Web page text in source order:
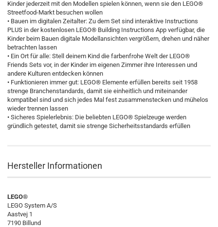
Kinder jederzeit mit den Modellen spielen können, wenn sie den LEGO®
Streetfood-Markt besuchen wollen
• Bauen im digitalen Zeitalter: Zu dem Set sind interaktive Instructions
PLUS in der kostenlosen LEGO® Building Instructions App verfügbar, die
Kinder beim Bauen digitale Modellansichten vergrößern, drehen und näher
betrachten lassen
• Ein Ort für alle: Stell deinem Kind die farbenfrohe Welt der LEGO®
Friends Sets vor, in der Kinder im eigenen Zimmer ihre Interessen und
andere Kulturen entdecken können
• Funktionieren immer gut: LEGO® Elemente erfüllen bereits seit 1958
strenge Branchenstandards, damit sie einheitlich und miteinander
kompatibel sind und sich jedes Mal fest zusammenstecken und mühelos
wieder trennen lassen
• Sicheres Spielerlebnis: Die beliebten LEGO® Spielzeuge werden
gründlich getestet, damit sie strenge Sicherheitsstandards erfüllen
Hersteller Informationen
LEGO®
LEGO System A/S
Aastvej 1
7190 Billund